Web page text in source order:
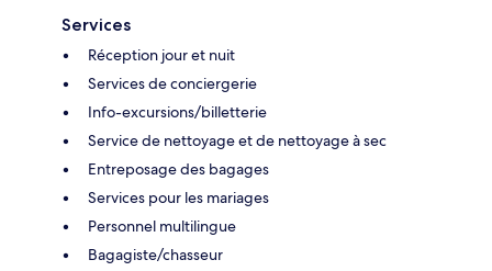
Services
Réception jour et nuit
Services de conciergerie
Info-excursions/billetterie
Service de nettoyage et de nettoyage à sec
Entreposage des bagages
Services pour les mariages
Personnel multilingue
Bagagiste/chasseur